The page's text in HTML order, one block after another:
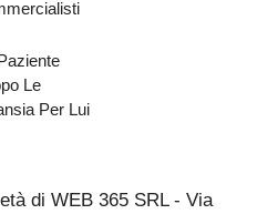
Le
Per Lui
di WEB 365 SRL - Via